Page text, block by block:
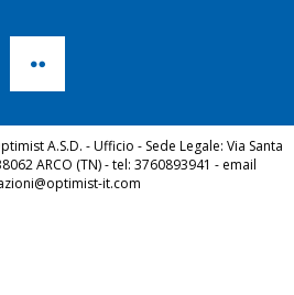
A.S.D. - Ufficio - Sede Legale: Via Santa
ARCO (TN) - tel: 3760893941 - email
it.com